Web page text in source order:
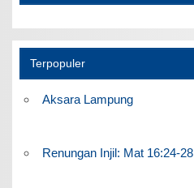
Terpopuler
Aksara Lampung
Renungan Injil: Mat 16:24-28